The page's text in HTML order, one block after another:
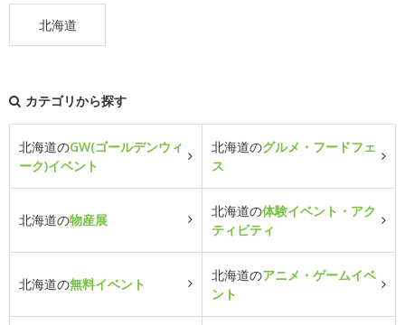
北海道
カテゴリから探す
北海道のGW(ゴールデンウィ
ーク)イベント
北海道のグルメ・フードフェ
ス
北海道の物産展
北海道の体験イベント・アク
ティビティ
北海道の無料イベント
北海道のアニメ・ゲームイベ
ント